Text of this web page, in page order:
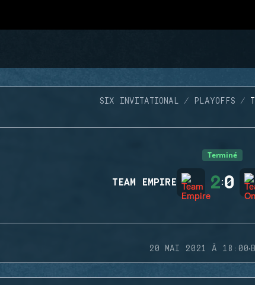
SIX INVITATIONAL PLAYOFFS
Terminé
TEAM EMPIRE 2:0
20 MAI 2021 À 18:00·